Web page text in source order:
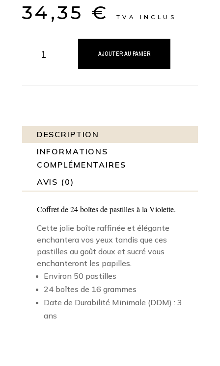
34,35 € TVA INCLUS
AJOUTER AU PANIER
DESCRIPTION
INFORMATIONS
COMPLÉMENTAIRES
AVIS (0)
Coffret de 24 boîtes de pastilles à la Violette.
Cette jolie boîte raffinée et élégante
enchantera vos yeux tandis que ces
pastilles au goût doux et sucré vous
enchanteront les papilles.
Environ 50 pastilles
24 boîtes de 16 grammes
Date de Durabilité Minimale (DDM) : 3
ans